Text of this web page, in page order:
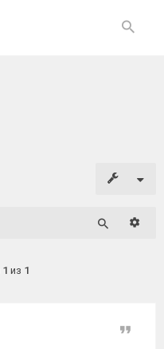
1 из 1
Цитата